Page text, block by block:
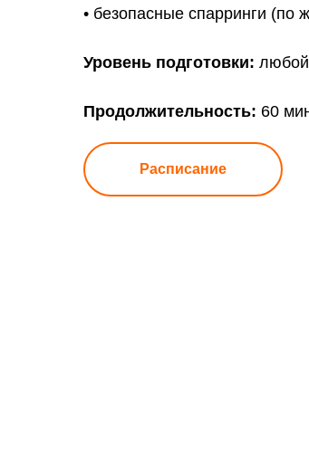
• безопасные спарринги (по
Уровень подготовки: любой
Продолжительность: 60
Расписание